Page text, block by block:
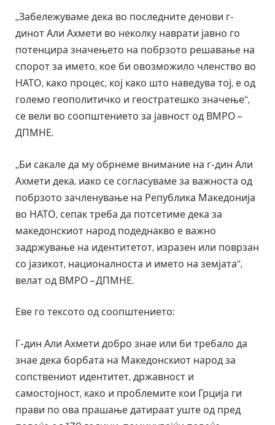
„Забележуваме дека во последните денови г-
динот Али Ахмети во неколку наврати јавно го
потенцира значењето на побрзото решавање на
спорот за името, кое би овозможило членство во
НАТО, како процес, кој како што наведува тој, е од
големо геополитичко и геостратешко значење“,
се вели во соопштението за јавност од ВМРО –
ДПМНЕ.
„Би сакале да му обрнеме внимание на г-дин Али
Ахмети дека, иако се согласуваме за важноста од
побрзото зачленување на Република Македонија
во НАТО, сепак треба да потсетиме дека за
македонскиот народ подеднакво е важно
задржување на идентитетот, изразен или поврзан
со јазикот, националноста и името на земјата“,
велат од ВМРО – ДПМНЕ.
Еве го тексото од соопштението:
Г-дин Али Ахмети добро знае или би требало да
знае дека борбата на Македонскиот народ за
сопствениот идентитет, државност и
самостојност, како и проблемите кои Грција ги
прави по ова прашање датираат уште од пред